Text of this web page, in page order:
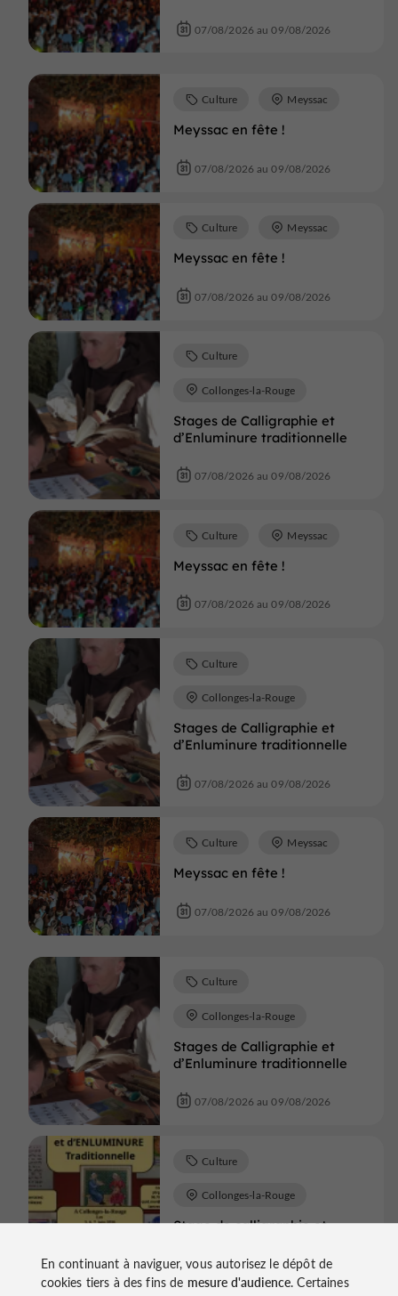
07/08/2026 au 09/08/2026
Meyssac en fête !
Culture Meyssac
07/08/2026 au 09/08/2026
Meyssac en fête !
Culture Meyssac
07/08/2026 au 09/08/2026
Stages de Calligraphie et
d’Enluminure traditionnelle
Culture
Collonges-la-Rouge
07/08/2026 au 09/08/2026
Meyssac en fête !
Culture Meyssac
07/08/2026 au 09/08/2026
Stages de Calligraphie et
d’Enluminure traditionnelle
Culture
Collonges-la-Rouge
07/08/2026 au 09/08/2026
Meyssac en fête !
Culture Meyssac
07/08/2026 au 09/08/2026
Stages de Calligraphie et
d’Enluminure traditionnelle
Culture
Collonges-la-Rouge
07/08/2026 au 09/08/2026
Stage de calligraphie et
Culture
Collonges-la-Rouge
07/08/2026 au 09/08/2026
En continuant à naviguer, vous autorisez le dépôt de
cookies tiers à des fins de mesure d'audience. Certaines